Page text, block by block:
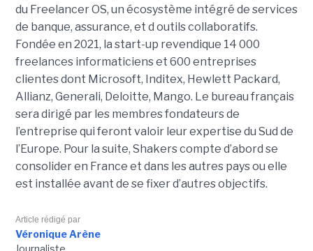
du Freelancer OS, un écosystème intégré de services
de banque, assurance, et d outils collaboratifs.
Fondée en 2021, la start-up revendique 14 000
freelances informaticiens et 600 entreprises
clientes dont Microsoft, Inditex, Hewlett Packard,
Allianz, Generali, Deloitte, Mango. Le bureau français
sera dirigé par les membres fondateurs de
l’entreprise qui feront valoir leur expertise du Sud de
l’Europe. Pour la suite, Shakers compte d’abord se
consolider en France et dans les autres pays ou elle
est installée avant de se fixer d’autres objectifs.
Article rédigé par
Véronique Arène